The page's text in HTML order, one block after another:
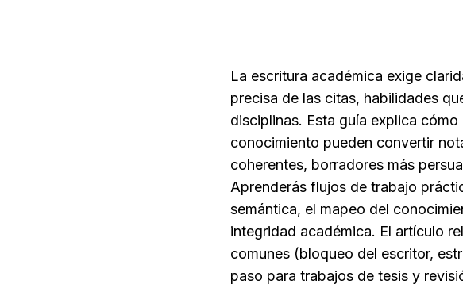
La escritura académica exige
precisa de las citas, habilidades
disciplinas. Esta guía explica
conocimiento pueden convertir
coherentes, borradores más
Aprenderás flujos de trabajo
semántica, el mapeo del
integridad académica. El artículo
comunes (bloqueo del escritor,
paso para trabajos de tesis y